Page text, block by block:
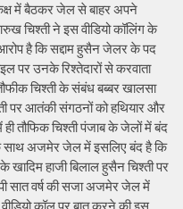
में बैठकर जेल से बाहर अपने
चिश्ती ने इस वीडियो कॉलिंग के
है कि सद्दाम हुसैन जेलर के पद
पर उनके रिश्तेदारों से करवाता
चिश्ती के संबंध बब्बर खालसा
पर आतंकी संगठनों को हथियार और
तौफिक चिश्ती पंजाब के जेलों में बंद
के साथ अजमेर जेल में इसलिए बंद है कि
हाजी बिलाल हुसैन चिश्ती पर
सात वर्ष की सजा अजमेर जेल में